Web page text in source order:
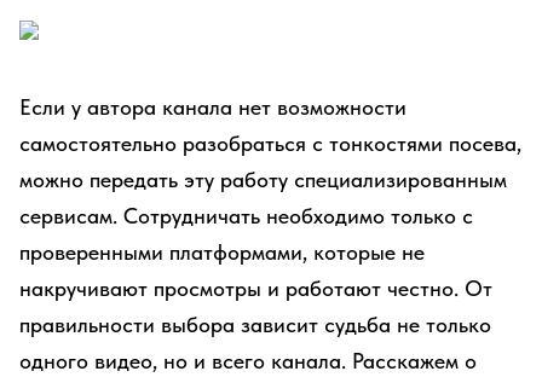
Если у автора канала нет возможности
самостоятельно разобраться с тонкостями посева,
можно передать эту работу специализированным
сервисам. Сотрудничать необходимо только с
проверенными платформами, которые не
накручивают просмотры и работают честно. От
правильности выбора зависит судьба не только
одного видео, но и всего канала. Расскажем о